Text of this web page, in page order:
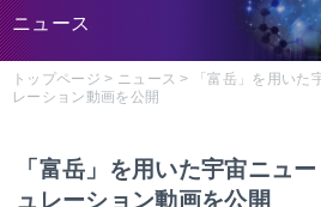
ニュース
トップページ > ニュース >
「富岳」を用いた
レーション動画を公開
「富岳」を用いた宇宙ニュ
ュレーション動画を公開